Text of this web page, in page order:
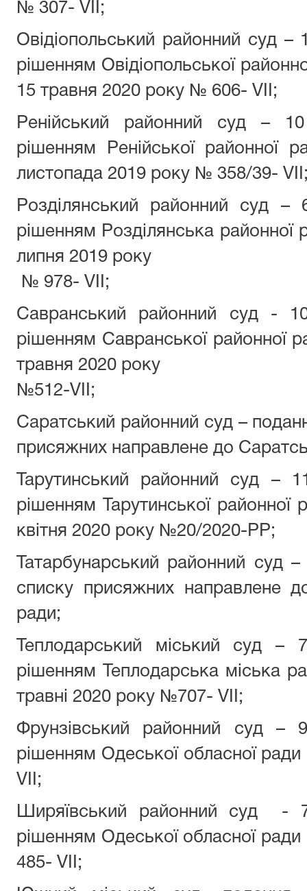
№ 307- VII;
Овідіопольський районний суд
рішенням Овідіопольської
15 травня 2020 року № 606- VII;
Ренійський районний суд –
рішенням Ренійської районної
листопада 2019 року № 358/39-
Розділянський районний суд –
рішенням Розділянська районної
липня 2019 року
№ 978- VII;
Савранський районний суд -
рішенням Савранської районної
травня 2020 року
№512-VII;
Саратський районний суд –
присяжних направлене до
Тарутинський районний суд –
рішенням Тарутинської районної
квітня 2020 року №20/2020-РР;
Татарбунарський районний суд
списку присяжних направлене
ради;
Теплодарський міський суд –
рішенням Теплодарська міська
травні 2020 року №707- VII;
Фрунзівський районний суд –
рішенням Одеської обласної
VII;
Ширяївський районний суд -
рішенням Одеської обласної
485- VII;